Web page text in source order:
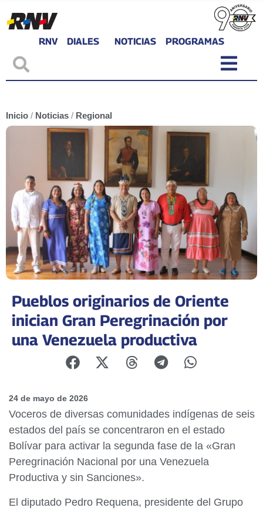
RNV DIALES NOTICIAS PROGRAMAS
Inicio / Noticias / Regional
Pueblos originarios de Oriente
inician Gran Peregrinación por
una Venezuela productiva
24 de mayo de 2026
Voceros de diversas comunidades indígenas de seis
estados del país se concentraron en el estado
Bolívar para activar la segunda fase de la «Gran
Peregrinación Nacional por una Venezuela
Productiva y sin Sanciones».
El diputado Pedro Requena, presidente del Grupo